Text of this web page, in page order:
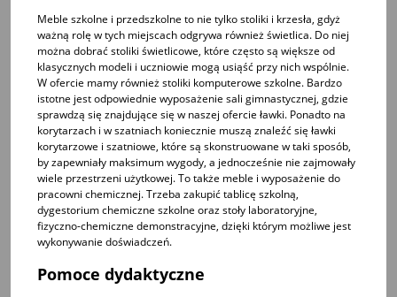
Meble szkolne i przedszkolne to nie tylko stoliki i krzesła, gdyż
ważną rolę w tych miejscach odgrywa również świetlica. Do niej
można dobraćstoliki świetlicowe, które często są większe od
klasycznych modeli i uczniowie mogą usiąść przy nich wspólnie.
W ofercie mamy równieżstoliki komputerowe szkolne. Bardzo
istotne jest odpowiednie wyposażenie sali gimnastycznej, gdzie
sprawdzą się znajdujące się w naszej ofercie ławki. Ponadto na
korytarzach i w szatniach koniecznie muszą znaleźć się ławki
korytarzowe i szatniowe, które są skonstruowane w taki sposób,
by zapewniały maksimum wygody, a jednocześnie nie zajmowały
wiele przestrzeni użytkowej. To także meble i wyposażenie do
pracowni chemicznej. Trzeba zakupić tablicę szkolną,
dygestorium chemiczne szkolne orazstoły laboratoryjne,
fizyczno-chemiczne demonstracyjne, dzięki którym możliwe jest
wykonywanie doświadczeń.
Pomoce dydaktyczne